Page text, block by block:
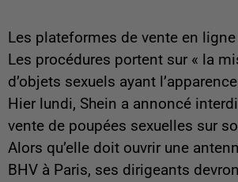
Les plateformes de vente en
Les procédures portent sur « la
d’objets sexuels ayant
Hier lundi, Shein a annoncé
vente de poupées sexuelles sur
Alors qu’elle doit ouvrir une
BHV à Paris, ses dirigeants